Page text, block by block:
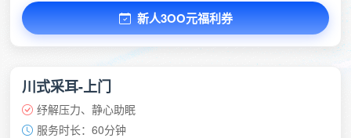
新人3OO元福利券
川式采耳-上门
纾解压力、静心助眠
服务时长：60分钟